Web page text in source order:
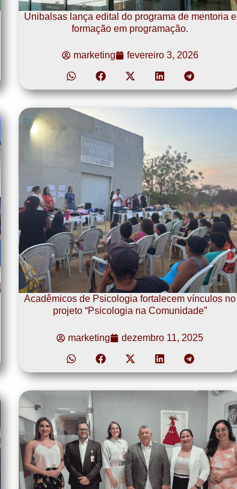
Unibalsas lança edital do programa de mentoria e
formação em programação.
marketing fevereiro 3, 2026
Acadêmicos de Psicologia fortalecem vínculos no
projeto “Psicologia na Comunidade”
marketing dezembro 11, 2025